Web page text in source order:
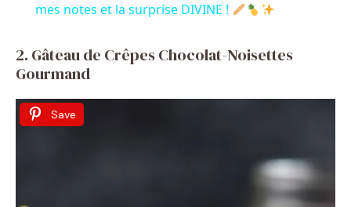
mes notes et la surprise DIVINE !
2. Gâteau de Crêpes Chocolat-Noisettes
Gourmand
Save